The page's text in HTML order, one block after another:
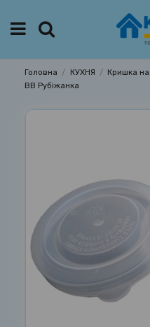
Головна КУХНЯ Кришка
ВВ Рубіжанка